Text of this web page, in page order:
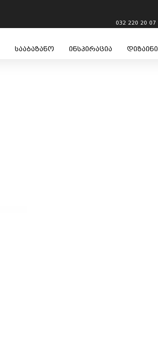
032 220 20 07
სააბაზანო ინსპირაცია დიზაინი